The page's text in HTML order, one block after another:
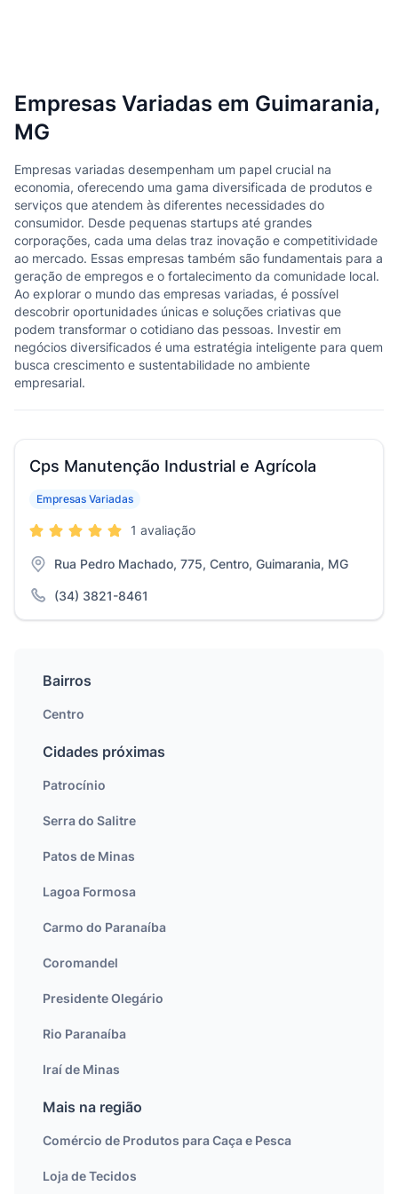
Empresas Variadas em Guimarania,
MG
Empresas variadas desempenham um papel crucial na
economia, oferecendo uma gama diversificada de produtos e
serviços que atendem às diferentes necessidades do
consumidor. Desde pequenas startups até grandes
corporações, cada uma delas traz inovação e competitividade
ao mercado. Essas empresas também são fundamentais para a
geração de empregos e o fortalecimento da comunidade local.
Ao explorar o mundo das empresas variadas, é possível
descobrir oportunidades únicas e soluções criativas que
podem transformar o cotidiano das pessoas. Investir em
negócios diversificados é uma estratégia inteligente para quem
busca crescimento e sustentabilidade no ambiente
empresarial.
Cps Manutenção Industrial e Agrícola
Empresas Variadas
1 avaliação
Rua Pedro Machado, 775, Centro, Guimarania, MG
(34) 3821-8461
Bairros
Centro
Cidades próximas
Patrocínio
Serra do Salitre
Patos de Minas
Lagoa Formosa
Carmo do Paranaíba
Coromandel
Presidente Olegário
Rio Paranaíba
Iraí de Minas
Mais na região
Comércio de Produtos para Caça e Pesca
Loja de Tecidos